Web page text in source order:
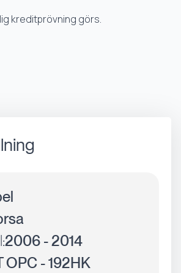
kreditprövning görs.
2006 - 2014
OPC - 192HK